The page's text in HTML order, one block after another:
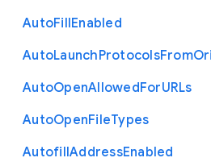
AutoFillEnabled
AutoLaunchProtocolsFrom
AutoOpenAllowedForURLs
AutoOpenFileTypes
AutofillAddressEnabled